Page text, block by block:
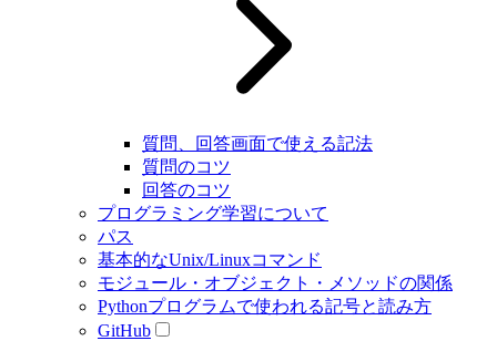
質問、回答画面で使える記法
質問のコツ
回答のコツ
プログラミング学習について
パス
基本的なUnix/Linuxコマンド
モジュール・オブジェクト・メソッドの関係
Pythonプログラムで使われる記号と読み方
GitHub